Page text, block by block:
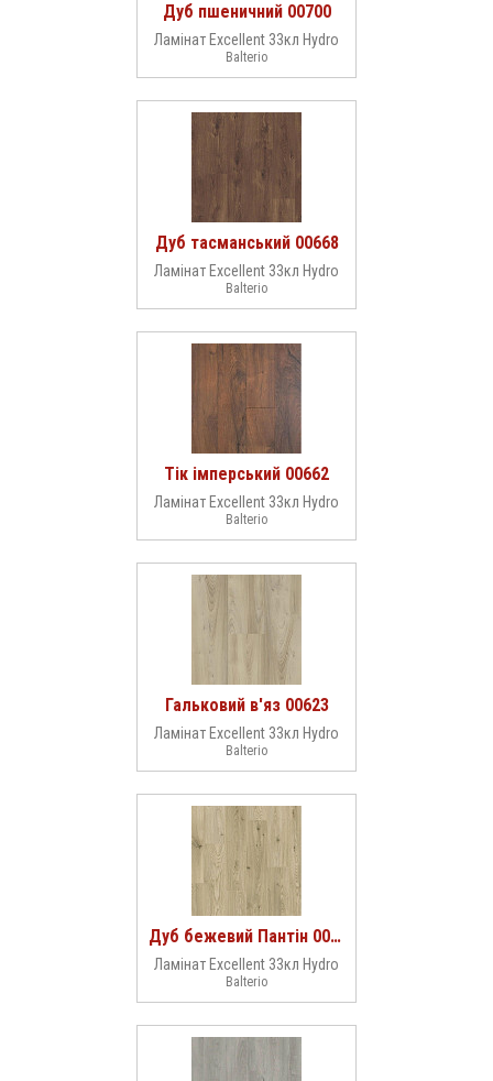
Дуб пшеничний 00700
Ламінат Excellent 33кл Hydro
Balterio
Дуб тасманський 00668
Ламінат Excellent 33кл Hydro
Balterio
Тік імперський 00662
Ламінат Excellent 33кл Hydro
Balterio
Гальковий в'яз 00623
Ламінат Excellent 33кл Hydro
Balterio
Дуб бежевий Пантін 00610
Ламінат Excellent 33кл Hydro
Balterio